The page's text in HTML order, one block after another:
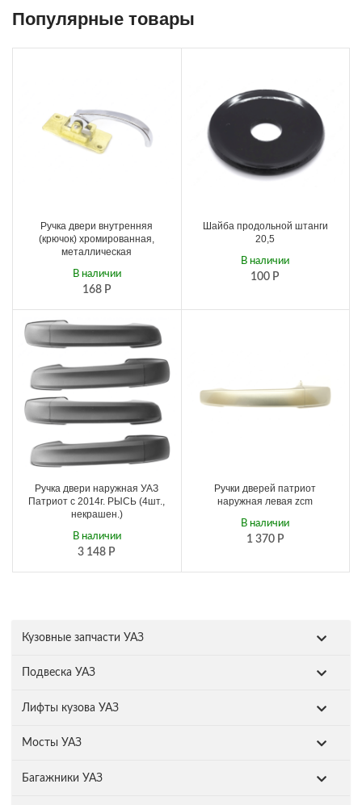
Кузовные запчасти УАЗ
Подвеска УАЗ
Лифты кузова УАЗ
Мосты УАЗ
Багажники УАЗ
Популярные товары
Ручка двери внутренняя
(крючок) хромированная,
металлическая
168 Р
В наличии
Шайба продольной штанги
20,5
100 Р
В наличии
Ручка двери наружная УАЗ
Патриот с 2014г. РЫСЬ (4шт.,
некрашен.)
3 148 Р
В наличии
Ручки дверей патриот
наружная левая zcm
1 370 Р
В наличии